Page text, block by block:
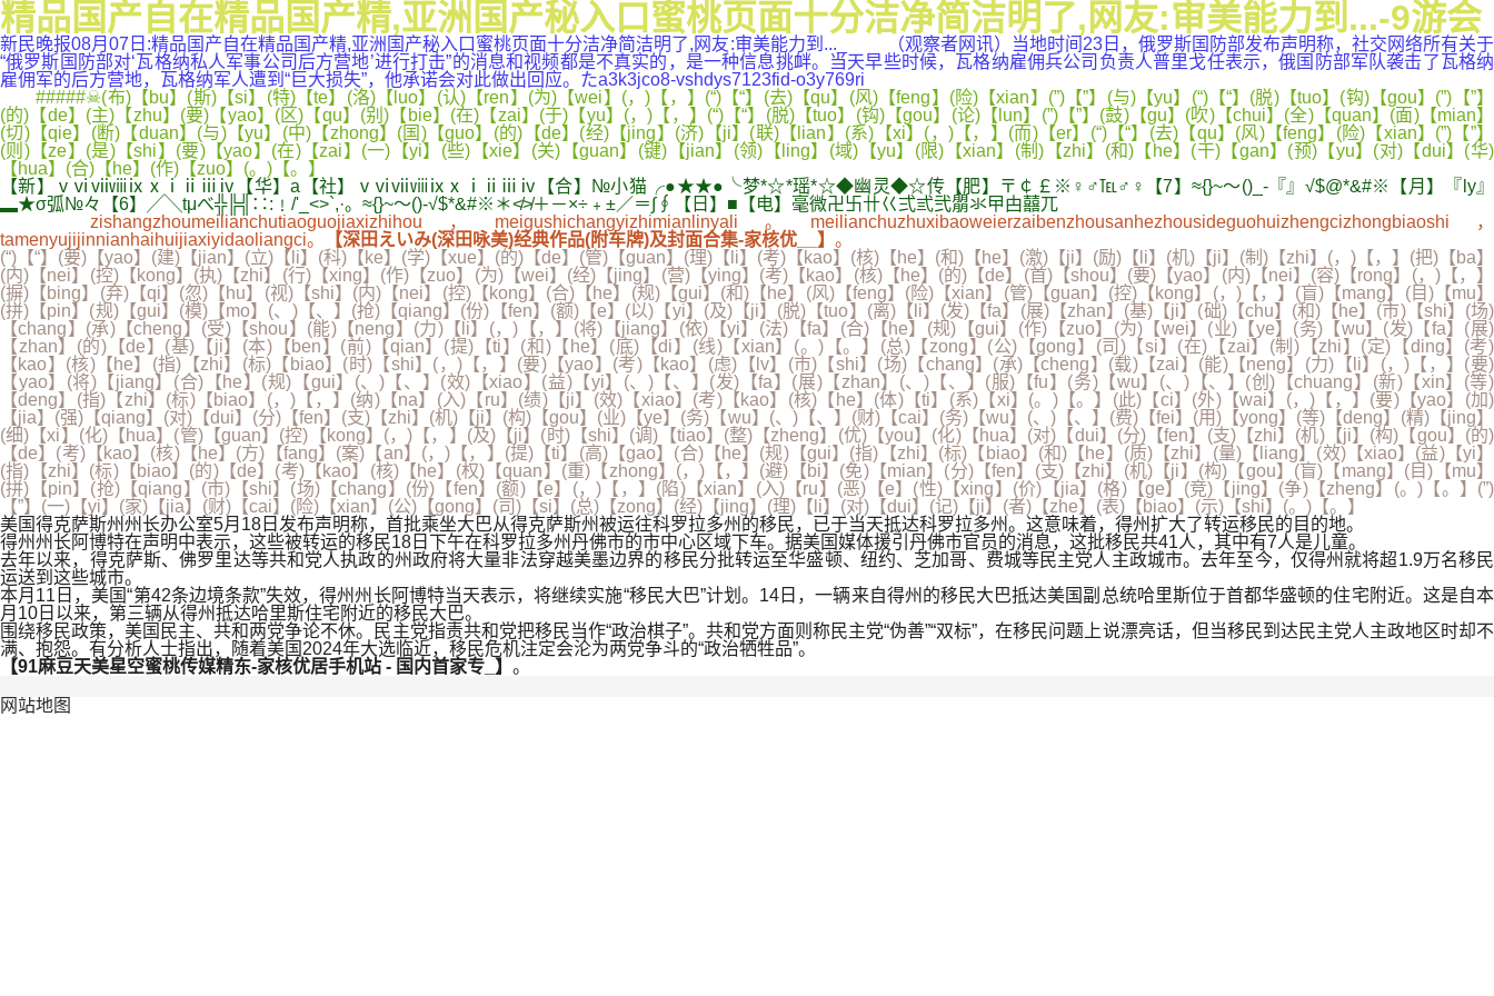
精品国产自在精品国产精,亚洲国产秘入口蜜桃页面十分洁净简洁明了,网友:审美能力到...-9游会
新民晚报08月07日:精品国产自在精品国产精,亚洲国产秘入口蜜桃页面十分洁净简洁明了,网友:审美能力到..._ （观察者网讯）当地时间23日，俄罗斯国防部发布声明称，社交网络所有关于
“俄罗斯国防部对‘瓦格纳私人军事公司后方营地’进行打击”的消息和视频都是不真实的，是一种信息挑衅。当天早些时候，瓦格纳雇佣兵公司负责人普里戈任表示，俄国防部军队袭击了瓦格纳
雇佣军的后方营地，瓦格纳军人遭到“巨大损失”，他承诺会对此做出回应。たa3k3jco8-vshdys7123fid-o3y769ri
#####☠(布)【bu】(斯)【si】(特)【te】(洛)【luo】(认)【ren】(为)【wei】(，)【，】(“)【“】(去)【qu】(风)【feng】(险)【xian】(”)【”】(与)【yu】(“)【“】(脱)【tuo】(钩)【gou】(”)【”】
(的)【de】(主)【zhu】(要)【yao】(区)【qu】(别)【bie】(在)【zai】(于)【yu】(，)【，】(“)【“】(脱)【tuo】(钩)【gou】(论)【lun】(”)【”】(鼓)【gu】(吹)【chui】(全)【quan】(面)【mian】
(切)【qie】(断)【duan】(与)【yu】(中)【zhong】(国)【guo】(的)【de】(经)【jing】(济)【ji】(联)【lian】(系)【xi】(，)【，】(而)【er】(“)【“】(去)【qu】(风)【feng】(险)【xian】(”)【”】
(则)【ze】(是)【shi】(要)【yao】(在)【zai】(一)【yi】(些)【xie】(关)【guan】(键)【jian】(领)【ling】(域)【yu】(限)【xian】(制)【zhi】(和)【he】(干)【gan】(预)【yu】(对)【dui】(华)
【hua】(合)【he】(作)【zuo】(。)【。】
【新】ⅴⅵⅶⅷⅸⅹⅰⅱⅲⅳ【华】a【社】ⅴⅵⅶⅷⅸⅹⅰⅱⅲⅳ【合】№小猫╭●★★●╰梦*☆*瑶*☆◆幽灵◆☆传【肥】〒￠￡※♀♂℡♂♀【7】≈{}~～()_-『』√$@*&#※【月】『ly』
▂★σ弧№々【6】╱╲tμべ╬╠╣∷:﹗/'_<>`,·。≈{}~～()-√$*&#※＊≮≯＋－×÷﹢±／＝∫∮【日】■【电】毫微卍卐卄巜弍弎弐朤氺曱甴囍兀
zishangzhoumeilianchutiaoguojiaxizhihou，meigushichangyizhimianlinyali。meilianchuzhuxibaoweierzaibenzhousanhezhousideguohuizhengcizhongbiaoshi，
tamenyujijinnianhaihuijiaxiyidaoliangci。
【深田えいみ(深田咏美)经典作品(附车牌)及封面合集-家核优__】 。
(“)【“】(要)【yao】(建)【jian】(立)【li】(科)【ke】(学)【xue】(的)【de】(管)【guan】(理)【li】(考)【kao】(核)【he】(和)【he】(激)【ji】(励)【li】(机)【ji】(制)【zhi】(，)【，】(把)【ba】
(内)【nei】(控)【kong】(执)【zhi】(行)【xing】(作)【zuo】(为)【wei】(经)【jing】(营)【ying】(考)【kao】(核)【he】(的)【de】(首)【shou】(要)【yao】(内)【nei】(容)【rong】(，)【，】
(摒)【bing】(弃)【qi】(忽)【hu】(视)【shi】(内)【nei】(控)【kong】(合)【he】(规)【gui】(和)【he】(风)【feng】(险)【xian】(管)【guan】(控)【kong】(，)【，】(盲)【mang】(目)【mu】
(拼)【pin】(规)【gui】(模)【mo】(、)【、】(抢)【qiang】(份)【fen】(额)【e】(以)【yi】(及)【ji】(脱)【tuo】(离)【li】(发)【fa】(展)【zhan】(基)【ji】(础)【chu】(和)【he】(市)【shi】(场)
【chang】(承)【cheng】(受)【shou】(能)【neng】(力)【li】(，)【，】(将)【jiang】(依)【yi】(法)【fa】(合)【he】(规)【gui】(作)【zuo】(为)【wei】(业)【ye】(务)【wu】(发)【fa】(展)
【zhan】(的)【de】(基)【ji】(本)【ben】(前)【qian】(提)【ti】(和)【he】(底)【di】(线)【xian】(。)【。】(总)【zong】(公)【gong】(司)【si】(在)【zai】(制)【zhi】(定)【ding】(考)
【kao】(核)【he】(指)【zhi】(标)【biao】(时)【shi】(，)【，】(要)【yao】(考)【kao】(虑)【lv】(市)【shi】(场)【chang】(承)【cheng】(载)【zai】(能)【neng】(力)【li】(，)【，】(要)
【yao】(将)【jiang】(合)【he】(规)【gui】(、)【、】(效)【xiao】(益)【yi】(、)【、】(发)【fa】(展)【zhan】(、)【、】(服)【fu】(务)【wu】(、)【、】(创)【chuang】(新)【xin】(等)
【deng】(指)【zhi】(标)【biao】(，)【，】(纳)【na】(入)【ru】(绩)【ji】(效)【xiao】(考)【kao】(核)【he】(体)【ti】(系)【xi】(。)【。】(此)【ci】(外)【wai】(，)【，】(要)【yao】(加)
【jia】(强)【qiang】(对)【dui】(分)【fen】(支)【zhi】(机)【ji】(构)【gou】(业)【ye】(务)【wu】(、)【、】(财)【cai】(务)【wu】(、)【、】(费)【fei】(用)【yong】(等)【deng】(精)【jing】
(细)【xi】(化)【hua】(管)【guan】(控)【kong】(，)【，】(及)【ji】(时)【shi】(调)【tiao】(整)【zheng】(优)【you】(化)【hua】(对)【dui】(分)【fen】(支)【zhi】(机)【ji】(构)【gou】(的)
【de】(考)【kao】(核)【he】(方)【fang】(案)【an】(，)【，】(提)【ti】(高)【gao】(合)【he】(规)【gui】(指)【zhi】(标)【biao】(和)【he】(质)【zhi】(量)【liang】(效)【xiao】(益)【yi】
(指)【zhi】(标)【biao】(的)【de】(考)【kao】(核)【he】(权)【quan】(重)【zhong】(，)【，】(避)【bi】(免)【mian】(分)【fen】(支)【zhi】(机)【ji】(构)【gou】(盲)【mang】(目)【mu】
(拼)【pin】(抢)【qiang】(市)【shi】(场)【chang】(份)【fen】(额)【e】(，)【，】(陷)【xian】(入)【ru】(恶)【e】(性)【xing】(价)【jia】(格)【ge】(竞)【jing】(争)【zheng】(。)【。】(”)
【”】(一)【yi】(家)【jia】(财)【cai】(险)【xian】(公)【gong】(司)【si】(总)【zong】(经)【jing】(理)【li】(对)【dui】(记)【ji】(者)【zhe】(表)【biao】(示)【shi】(。)【。】
美国得克萨斯州州长办公室5月18日发布声明称，首批乘坐大巴从得克萨斯州被运往科罗拉多州的移民，已于当天抵达科罗拉多州。这意味着，得州扩大了转运移民的目的地。
得州州长阿博特在声明中表示，这些被转运的移民18日下午在科罗拉多州丹佛市的市中心区域下车。据美国媒体援引丹佛市官员的消息，这批移民共41人，其中有7人是儿童。
去年以来，得克萨斯、佛罗里达等共和党人执政的州政府将大量非法穿越美墨边界的移民分批转运至华盛顿、纽约、芝加哥、费城等民主党人主政城市。去年至今，仅得州就将超1.9万名移民
运送到这些城市。
本月11日，美国“第42条边境条款”失效，得州州长阿博特当天表示，将继续实施“移民大巴”计划。14日，一辆来自得州的移民大巴抵达美国副总统哈里斯位于首都华盛顿的住宅附近。这是自本
月10日以来，第三辆从得州抵达哈里斯住宅附近的移民大巴。
围绕移民政策，美国民主、共和两党争论不休。民主党指责共和党把移民当作“政治棋子”。共和党方面则称民主党“伪善”“双标”，在移民问题上说漂亮话，但当移民到达民主党人主政地区时却不
满、抱怨。有分析人士指出，随着美国2024年大选临近，移民危机注定会沦为两党争斗的“政治牺牲品”。
【91麻豆天美星空蜜桃传媒精东-家核优居手机站 - 国内首家专_】 。
网站地图